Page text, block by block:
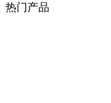
热门产品